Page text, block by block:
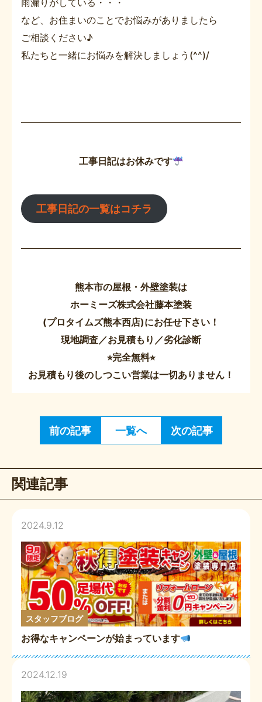
雨漏りがしている・・・
など、お住まいのことでお悩みがありましたら
ご相談ください♪
私たちと一緒にお悩みを解決しましょう(^^)/
工事日記はお休みです
工事日記の一覧はコチラ
熊本市の屋根・外壁塗装は
ホーミーズ株式会社藤本塗装
(プロタイムズ熊本西店)にお任せ下さい！
現地調査／お見積もり／劣化診断
⭐︎完全無料⭐︎
お見積もり後のしつこい営業は一切ありません！
前の記事 一覧へ 次の記事
関連記事
2024.9.12
スタッフブログ
お得なキャンペーンが始まっています
2024.12.19